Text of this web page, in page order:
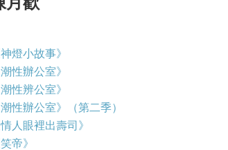
神燈小故事》
潮性辦公室》
潮性辨公室》
潮性辦公室》（第二季）
情人眼裡出壽司》
笑帝》